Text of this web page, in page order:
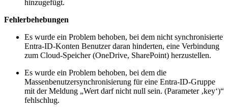
hinzugefügt.
Fehlerbehebungen
Es wurde ein Problem behoben, bei dem nicht synchronisierte
Entra-ID-Konten Benutzer daran hinderten, eine Verbindung
zum Cloud-Speicher (OneDrive, SharePoint) herzustellen.
Es wurde ein Problem behoben, bei dem die
Massenbenutzersynchronisierung für eine Entra-ID-Gruppe
mit der Meldung „Wert darf nicht null sein. (Parameter ‚key‘)“
fehlschlug.